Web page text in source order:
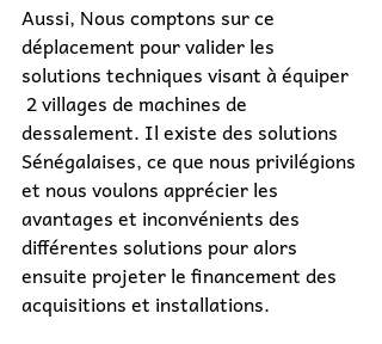
Aussi, Nous comptons sur ce
déplacement pour valider les
solutions techniques visant à équiper
2 villages de machines de
dessalement. Il existe des solutions
Sénégalaises, ce que nous privilégions
et nous voulons apprécier les
avantages et inconvénients des
différentes solutions pour alors
ensuite projeter le financement des
acquisitions et installations.